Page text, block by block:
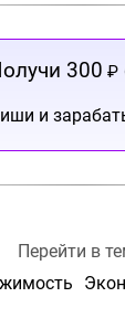
300 ₽
и
Перейти в